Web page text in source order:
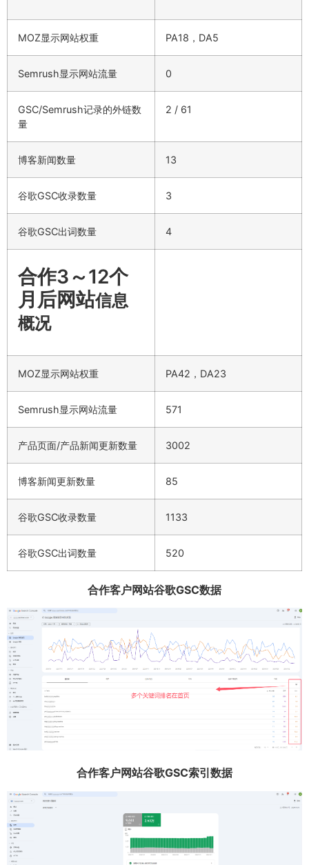
MOZ显示网站权重 PA18，DA5
Semrush显示网站流量 0
GSC/Semrush记录的外链数
量
2 / 61
博客新闻数量 13
谷歌GSC收录数量 3
谷歌GSC出词数量 4
合作3～12个
月后网站信息
概况
MOZ显示网站权重 PA42，DA23
Semrush显示网站流量 571
产品页面/产品新闻更新数量 3002
博客新闻更新数量 85
谷歌GSC收录数量 1133
谷歌GSC出词数量 520
合作客户网站谷歌GSC数据
合作客户网站谷歌GSC索引数据